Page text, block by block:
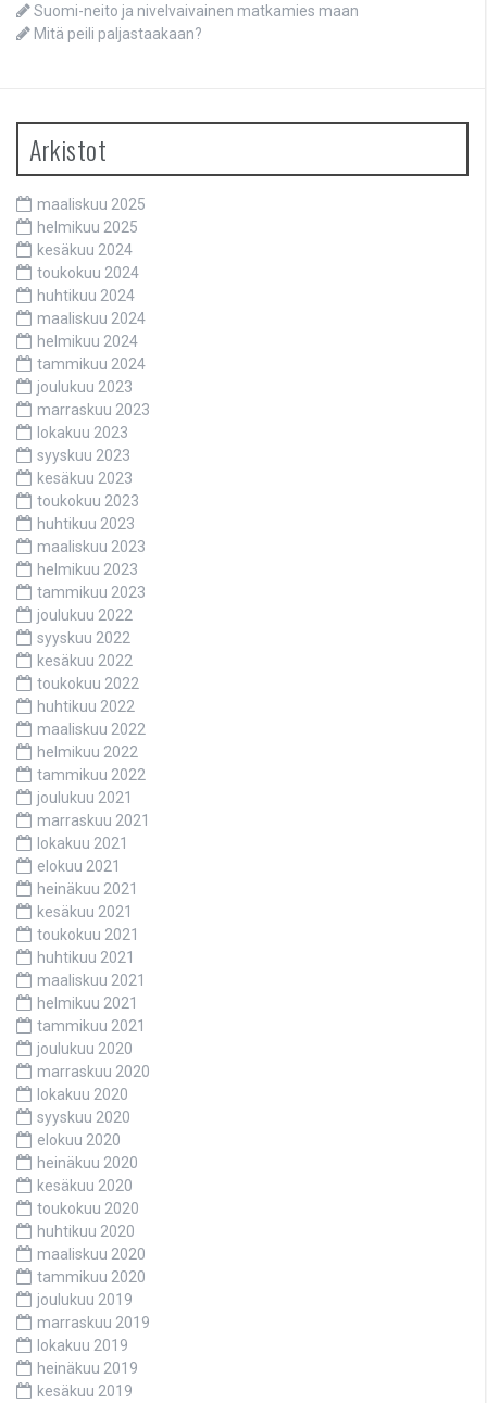
Suomi-neito ja nivelvaivainen matkamies maan
Mitä peili paljastaakaan?
Arkistot
maaliskuu 2025
helmikuu 2025
kesäkuu 2024
toukokuu 2024
huhtikuu 2024
maaliskuu 2024
helmikuu 2024
tammikuu 2024
joulukuu 2023
marraskuu 2023
lokakuu 2023
syyskuu 2023
kesäkuu 2023
toukokuu 2023
huhtikuu 2023
maaliskuu 2023
helmikuu 2023
tammikuu 2023
joulukuu 2022
syyskuu 2022
kesäkuu 2022
toukokuu 2022
huhtikuu 2022
maaliskuu 2022
helmikuu 2022
tammikuu 2022
joulukuu 2021
marraskuu 2021
lokakuu 2021
elokuu 2021
heinäkuu 2021
kesäkuu 2021
toukokuu 2021
huhtikuu 2021
maaliskuu 2021
helmikuu 2021
tammikuu 2021
joulukuu 2020
marraskuu 2020
lokakuu 2020
syyskuu 2020
elokuu 2020
heinäkuu 2020
kesäkuu 2020
toukokuu 2020
huhtikuu 2020
maaliskuu 2020
tammikuu 2020
joulukuu 2019
marraskuu 2019
lokakuu 2019
heinäkuu 2019
kesäkuu 2019